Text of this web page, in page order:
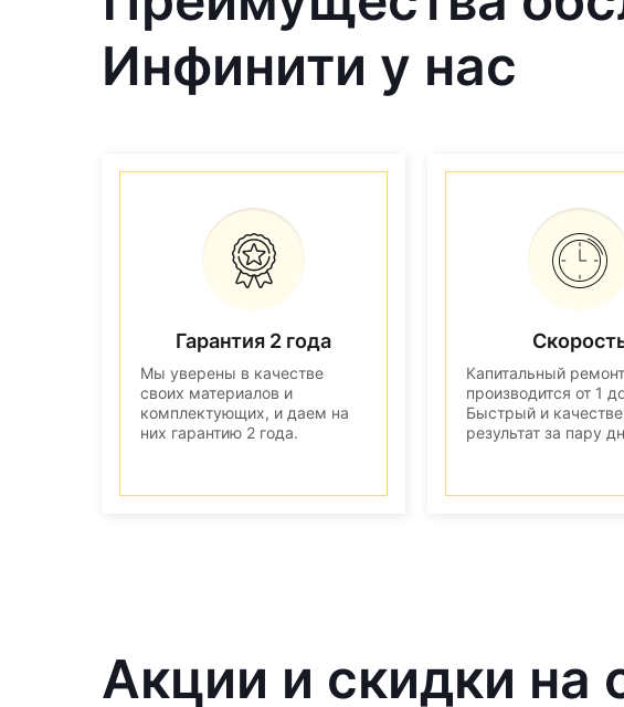
Инфинити у нас
Гарантия 2 года
Мы уверены в качестве
своих материалов и
комплектующих, и даем на
них гарантию 2 года.
Капитальный
производится от 1
Быстрый и
результат за пару
Акции и скидки на